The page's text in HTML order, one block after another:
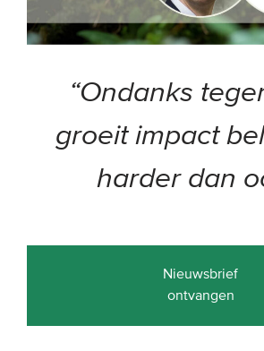
“Ondanks
groeit impact
harder dan
Nieuwsbrief
ontvangen